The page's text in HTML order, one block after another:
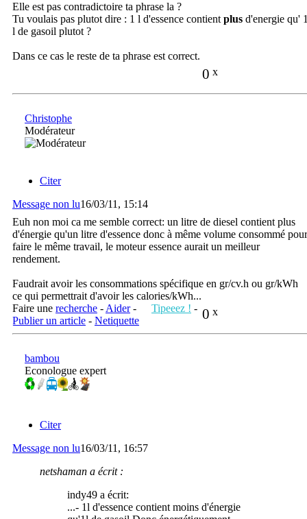
Elle est pas contradictoire ta phrase la ?
Tu voulais pas plutot dire : 1 l d'essence contient plus d'energie qu'
l de gasoil plutot ?
Dans ce cas le reste de ta phrase est correct.
0 x
Christophe
Modérateur
Citer
Message non lu16/03/11, 15:14
Euh non moi ca me semble correct: un litre de diesel contient plus
d'énergie qu'un litre d'essence donc à même volume consommé pour
faire le même travail, le moteur essence aurait un meilleur
rendement.
Faudrait avoir les consommations spécifique en gr/cv.h ou gr/kWh
ce qui permettrait d'avoir les calories/kWh...
0 x
Faire une recherche - Aider- Tipeeez ! -
Publier un article - Netiquette
bambou
Econologue expert
Citer
Message non lu16/03/11, 16:57
netshaman a écrit :
indy49 a écrit:
...- 1l d'essence contient moins d'énergie